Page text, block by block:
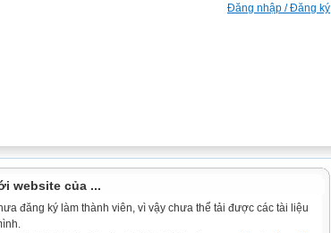
Đăng nhập / Đăng ký
website của ...
đăng ký làm thành viên, vì vậy chưa thể tải được các tài liệu